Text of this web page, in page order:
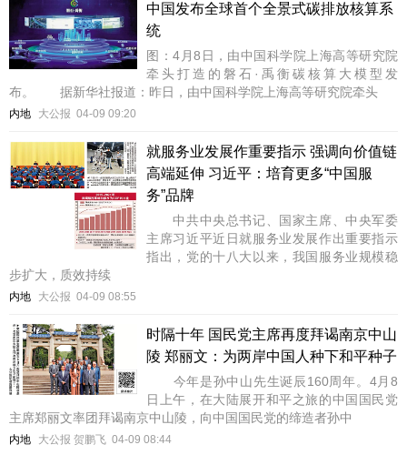
中国发布全球首个全景式碳排放核算系
统
图：4月8日，由中国科学院上海高等研究院
牵头打造的磐石·禹衡碳核算大模型发
布。 据新华社报道：昨日，由中国科学院上海高等研究院牵头
内地 大公报 04-09 09:20
就服务业发展作重要指示 强调向价值链
高端延伸 习近平：培育更多“中国服
务”品牌
中共中央总书记、国家主席、中央军委
主席习近平近日就服务业发展作出重要指示
指出，党的十八大以来，我国服务业规模稳
步扩大，质效持续
内地 大公报 04-09 08:55
时隔十年 国民党主席再度拜谒南京中山
陵 郑丽文：为两岸中国人种下和平种子
今年是孙中山先生诞辰160周年。4月8
日上午，在大陆展开和平之旅的中国国民党
主席郑丽文率团拜谒南京中山陵，向中国国民党的缔造者孙中
内地 大公报 贺鹏飞 04-09 08:44